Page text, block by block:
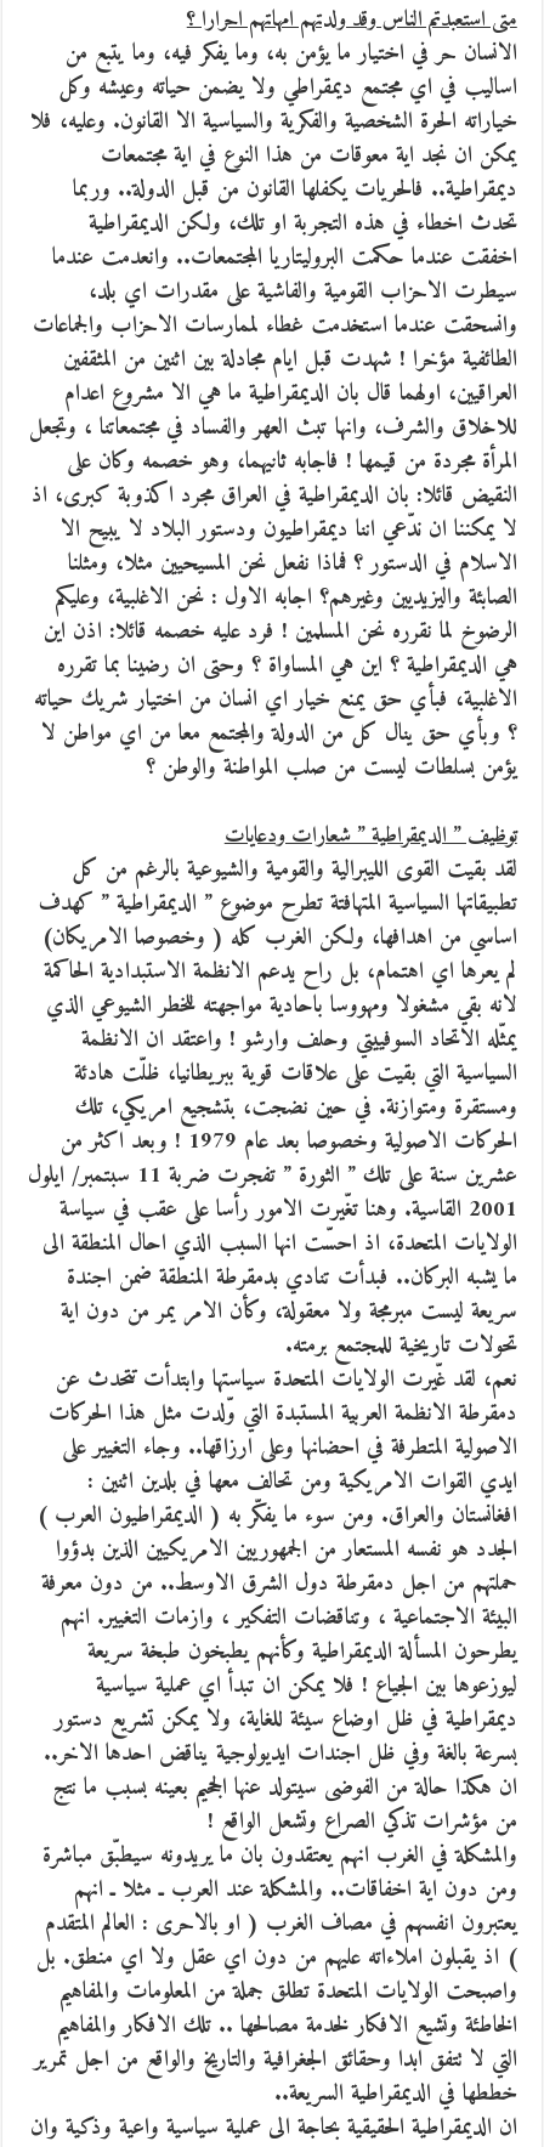
متى استعبدتم الناس وقد ولدتهم امهاتهم احرارا ؟
الانسان حر في اختيار ما يؤمن به، وما يفكر فيه، وما يتبع من
اساليب في اي مجتمع ديمقراطي ولا يضمن حياته وعيشه وكل
خياراته الحرة الشخصية والفكرية والسياسية الا القانون. وعليه، فلا
يمكن ان نجد اية معوقات من هذا النوع في اية مجتمعات
ديمقراطية.. فالحريات يكفلها القانون من قبل الدولة.. وربما
تحدث اخطاء في هذه التجربة او تلك، ولكن الديمقراطية
اخفقت عندما حكمت البروليتاريا المجتمعات.. وانعدمت عندما
سيطرت الاحزاب القومية والفاشية على مقدرات اي بلد،
وانسحقت عندما استخدمت غطاء لممارسات الاحزاب والجماعات
الطائفية مؤخرا ! شهدت قبل ايام مجادلة بين اثنين من المثقفين
العراقيين، اولهما قال بان الديمقراطية ما هي الا مشروع اعدام
للاخلاق والشرف، وانها تبث العهر والفساد في مجتمعاتنا ، وتجعل
المرأة مجردة من قيمها ! فاجابه ثانيهما، وهو خصمه وكان على
النقيض قائلا: بان الديمقراطية في العراق مجرد اكذوبة كبرى، اذ
لا يمكننا ان ندّعي اننا ديمقراطيون ودستور البلاد لا يبيح الا
الاسلام في الدستور ؟ فماذا نفعل نحن المسيحيين مثلا، ومثلنا
الصابئة واليزيديين وغيرهم؟ اجابه الاول : نحن الاغلبية، وعليكم
الرضوخ لما نقرره نحن المسلمين ! فرد عليه خصمه قائلا: اذن اين
هي الديمقراطية ؟ اين هي المساواة ؟ وحتى ان رضينا بما تقرره
الاغلبية، فبأي حق يمنع خيار اي انسان من اختيار شريك حياته
؟ وبأي حق ينال كل من الدولة والمجتمع معا من اي مواطن لا
يؤمن بسلطات ليست من صلب المواطنة والوطن ؟
توظيف ” الديمقراطية ” شعارات ودعايات
لقد بقيت القوى الليبرالية والقومية والشيوعية بالرغم من كل
تطبيقاتها السياسية المتهافتة تطرح موضوع ” الديمقراطية ” كهدف
اساسي من اهدافها، ولكن الغرب كله ( وخصوصا الامريكان)
لم يعرها اي اهتمام، بل راح يدعم الانظمة الاستبدادية الحاكمة
لانه بقي مشغولا ومهووسا باحادية مواجهته للخطر الشيوعي الذي
يمثّله الاتحاد السوفييتي وحلف وارشو ! واعتقد ان الانظمة
السياسية التي بقيت على علاقات قوية ببريطانيا، ظلّت هادئة
ومستقرة ومتوازنة. في حين نضجت، بتشجيع امريكي، تلك
الحركات الاصولية وخصوصا بعد عام 1979 ! وبعد اكثر من
عشرين سنة على تلك ” الثورة ” تفجرت ضربة 11 سبتمبر/ ايلول
2001 القاسية. وهنا تغّيرت الامور رأسا على عقب في سياسة
الولايات المتحدة، اذ احسّت انها السبب الذي احال المنطقة الى
ما يشبه البركان.. فبدأت تنادي بدمقرطة المنطقة ضمن اجندة
سريعة ليست مبرمجة ولا معقولة، وكأن الامر يمر من دون اية
تحولات تاريخية للمجتمع برمته.
نعم، لقد غّيرت الولايات المتحدة سياستها وابتدأت تتحدث عن
دمقرطة الانظمة العربية المستبدة التي وّلدت مثل هذا الحركات
الاصولية المتطرفة في احضانها وعلى ارزاقها.. وجاء التغيير على
ايدي القوات الامريكية ومن تحالف معها في بلدين اثنين :
افغانستان والعراق. ومن سوء ما يفكّر به ( الديمقراطيون العرب )
الجدد هو نفسه المستعار من الجمهوريين الامريكيين الذين بدؤوا
حملتهم من اجل دمقرطة دول الشرق الاوسط.. من دون معرفة
البيئة الاجتماعية ، وتناقضات التفكير ، وازمات التغيير. انهم
يطرحون المسألة الديمقراطية وكأنهم يطبخون طبخة سريعة
ليوزعوها بين الجياع ! فلا يمكن ان تبدأ اي عملية سياسية
ديمقراطية في ظل اوضاع سيئة للغاية، ولا يمكن تشريع دستور
بسرعة بالغة وفي ظل اجندات ايديولوجية يناقض احدها الاخر..
ان هكذا حالة من الفوضى سيتولد عنها الجحيم بعينه بسبب ما نتج
من مؤشرات تذكي الصراع وتشعل الواقع !
والمشكلة في الغرب انهم يعتقدون بان ما يريدونه سيطبّق مباشرة
ومن دون اية اخفاقات.. والمشكلة عند العرب ـ مثلا ـ انهم
يعتبرون انفسهم في مصاف الغرب ( او بالاحرى : العالم المتقدم
) اذ يقبلون املاءاته عليهم من دون اي عقل ولا اي منطق. بل
واصبحت الولايات المتحدة تطلق جملة من المعلومات والمفاهيم
الخاطئة وتشيع الافكار لخدمة مصالحها .. تلك الافكار والمفاهيم
التي لا تتفق ابدا وحقائق الجغرافية والتاريخ والواقع من اجل تمرير
خططها في الديمقراطية السريعة..
ان الديمقراطية الحقيقية بحاجة الى عملية سياسية واعية وذكية وان